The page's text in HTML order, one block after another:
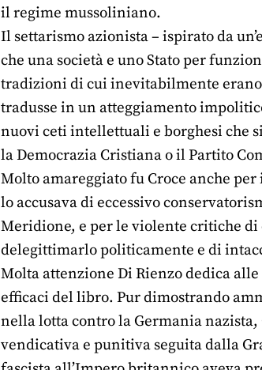
il regime mussoliniano.
Il settarismo azionista – ispirato da
che una società e uno Stato per
tradizioni di cui inevitabilmente
tradusse in un atteggiamento
nuovi ceti intellettuali e borghesi che
la Democrazia Cristiana o il Partito
Molto amareggiato fu Croce anche
lo accusava di eccessivo
Meridione, e per le violente critiche
delegittimarlo politicamente e di
Molta attenzione Di Rienzo dedica
efficaci del libro. Pur dimostrando
nella lotta contro la Germania
vendicativa e punitiva seguita dalla